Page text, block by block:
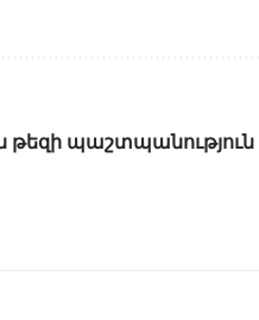
պաշտպանություն